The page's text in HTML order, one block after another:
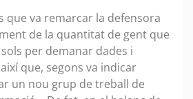
que va remarcar la defensora
de la quantitat de gent que
per demanar dades i
que, segons va indicar
un nou grup de treball de